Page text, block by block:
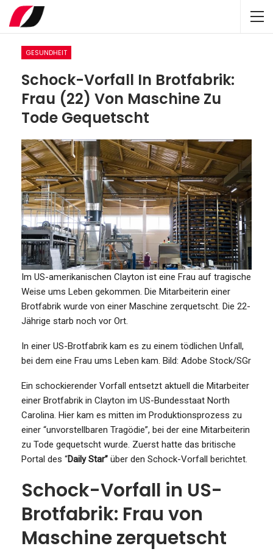
GESUNDHEIT
Schock-Vorfall In Brotfabrik:
Frau (22) Von Maschine Zu
Tode Gequetscht
Im US-amerikanischen Clayton ist eine Frau auf tragische
Weise ums Leben gekommen. Die Mitarbeiterin einer
Brotfabrik wurde von einer Maschine zerquetscht. Die 22-
Jährige starb noch vor Ort.
In einer US-Brotfabrik kam es zu einem tödlichen Unfall,
bei dem eine Frau ums Leben kam. Bild: Adobe Stock/SGr
Ein schockierender Vorfall entsetzt aktuell die Mitarbeiter
einer Brotfabrik in Clayton im US-Bundesstaat North
Carolina. Hier kam es mitten im Produktionsprozess zu
einer “unvorstellbaren Tragödie”, bei der eine Mitarbeiterin
zu Tode gequetscht wurde. Zuerst hatte das britische
Portal des “Daily Star” über den Schock-Vorfall berichtet.
Schock-Vorfall in US-
Brotfabrik: Frau von
Maschine zerquetscht